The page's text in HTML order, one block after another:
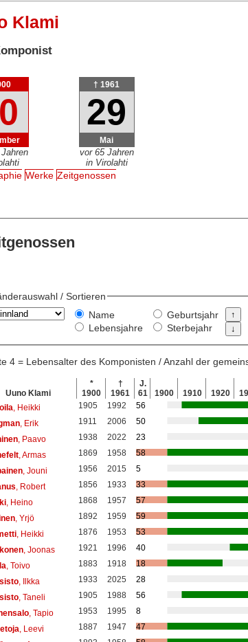
Klami
† 1961
29
Mai
vor 65 Jahren
in Virolahti
Werke Zeitgenossen
/ Sortieren
Name
Lebensjahre
Geburtsjahr
Sterbejahr
4 = Lebensalter des Komponisten / Anzahl der
Uuno Klami
*
1900
†
1961
J.
61
1900 1910 1920
, Heikki 1905 1992
56
, Erik 1911 2006
50
, Paavo 1938 2022
23
, Armas 1869 1958
58
, Jouni 1956 2015
5
, Robert 1856 1933
33
, Heino 1868 1957
57
, Yrjö 1892 1959
59
, Heikki 1876 1953
53
, Joonas 1921 1996
40
, Toivo 1883 1918
18
, Ilkka 1933 2025
28
, Taneli 1905 1988
56
, Tapio 1953 1995
8
, Leevi 1887 1947
47